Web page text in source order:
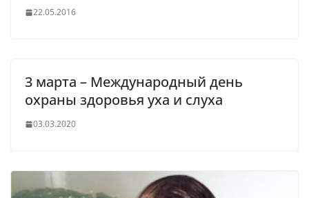
22.05.2016
3 марта – Международный день
охраны здоровья уха и слуха
03.03.2020